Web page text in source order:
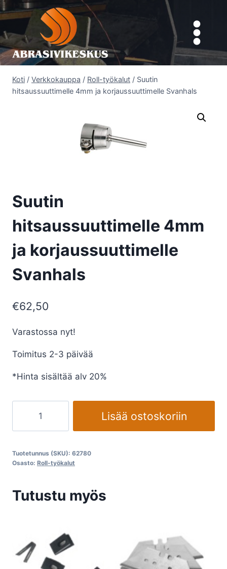
Siirry
sisältöön
Koti / Verkkokauppa / Roll-työkalut / Suutin
hitsaussuuttimelle 4mm ja korjaussuuttimelle Svanhals
Suutin
hitsaussuuttimelle 4mm
ja korjaussuuttimelle
Svanhals
€62,50
Varastossa nyt!
Toimitus 2-3 päivää
*Hinta sisältää alv 20%
hitsaussuuttimelle
4mm
korjaussuuttimelle
määrä
Lisää ostoskoriin
Tuotetunnus (SKU): 62780
Osasto: Roll-työkalut
Tutustu myös